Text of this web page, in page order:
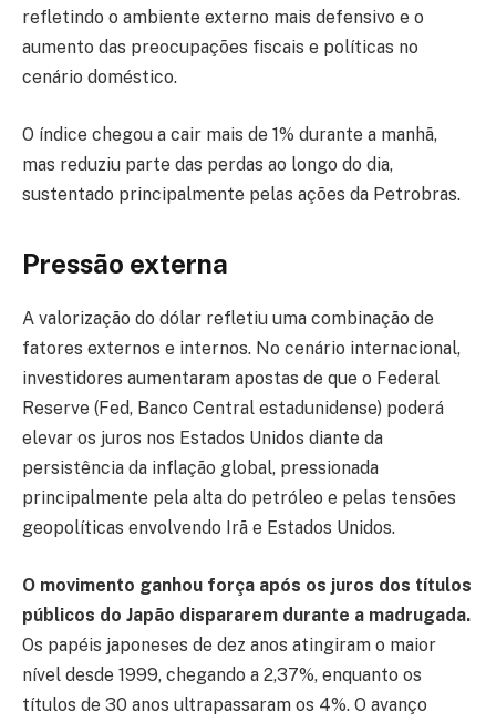
refletindo o ambiente externo mais defensivo e o
aumento das preocupações fiscais e políticas no
cenário doméstico.
O índice chegou a cair mais de 1% durante a manhã,
mas reduziu parte das perdas ao longo do dia,
sustentado principalmente pelas ações da Petrobras.
Pressão externa
A valorização do dólar refletiu uma combinação de
fatores externos e internos. No cenário internacional,
investidores aumentaram apostas de que o Federal
Reserve (Fed, Banco Central estadunidense) poderá
elevar os juros nos Estados Unidos diante da
persistência da inflação global, pressionada
principalmente pela alta do petróleo e pelas tensões
geopolíticas envolvendo Irã e Estados Unidos.
O movimento ganhou força após os juros dos títulos
públicos do Japão dispararem durante a madrugada.
Os papéis japoneses de dez anos atingiram o maior
nível desde 1999, chegando a 2,37%, enquanto os
títulos de 30 anos ultrapassaram os 4%. O avanço